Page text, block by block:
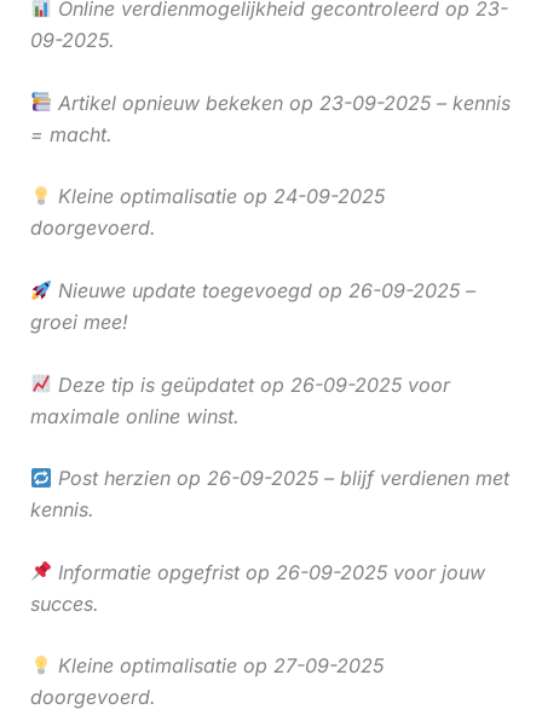
Online verdienmogelijkheid gecontroleerd op 23-
09-2025.
Artikel opnieuw bekeken op 23-09-2025 – kennis
= macht.
Kleine optimalisatie op 24-09-2025
doorgevoerd.
Nieuwe update toegevoegd op 26-09-2025 –
groei mee!
Deze tip is geüpdatet op 26-09-2025 voor
maximale online winst.
Post herzien op 26-09-2025 – blijf verdienen met
kennis.
Informatie opgefrist op 26-09-2025 voor jouw
succes.
Kleine optimalisatie op 27-09-2025
doorgevoerd.